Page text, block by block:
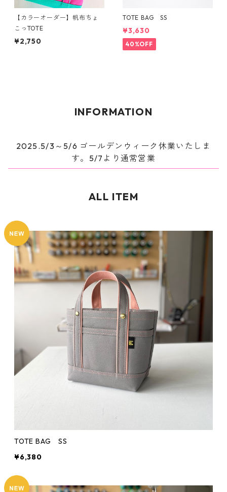
【カラーオーダー】帆布ちょ
こっTOTE
¥2,750
TOTE BAG SS
¥3,630
40%OFF
INFORMATION
2025.5/3～5/6 ゴールデンウィーク休業いたしま
す。5/7より通常営業
ALL ITEM
TOTE BAG SS
¥6,380